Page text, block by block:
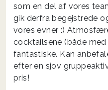
som en del af vores
gik derfra begejstrede
vores evner :)
cocktailsene (både
fantastiske. Kan
efter en sjov
pris!